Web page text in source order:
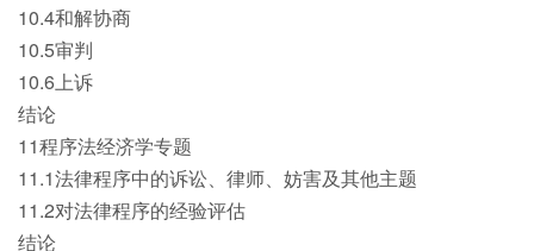
10.4和解协商
10.5审判
10.6上诉
结论
11程序法经济学专题
11.1法律程序中的诉讼、律师、妨害及其他主题
11.2对法律程序的经验评估
结论